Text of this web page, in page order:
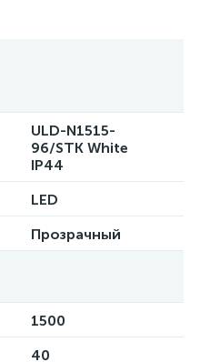
ULD-N1515-
96/STK White
IP44
LED
Прозрачный
1500
40